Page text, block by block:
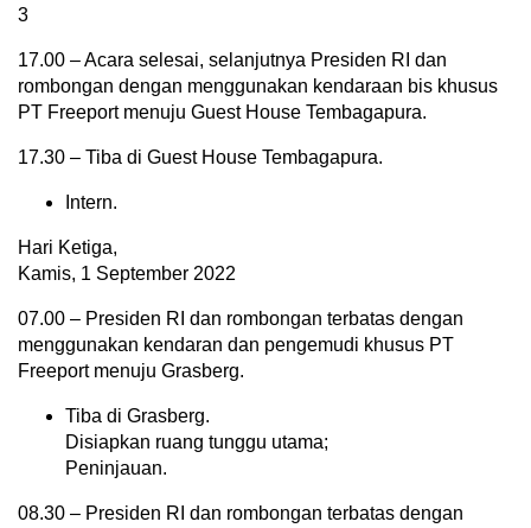
3
17.00 – Acara selesai, selanjutnya Presiden RI dan
rombongan dengan menggunakan kendaraan bis khusus
PT Freeport menuju Guest House Tembagapura.
17.30 – Tiba di Guest House Tembagapura.
Intern.
Hari Ketiga,
Kamis, 1 September 2022
07.00 – Presiden RI dan rombongan terbatas dengan
menggunakan kendaran dan pengemudi khusus PT
Freeport menuju Grasberg.
Tiba di Grasberg.
Disiapkan ruang tunggu utama;
Peninjauan.
08.30 – Presiden RI dan rombongan terbatas dengan